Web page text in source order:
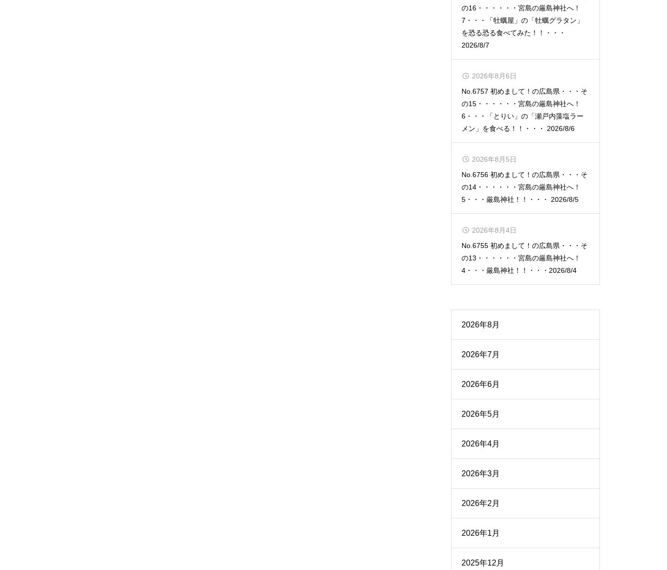
の16・・・・・・宮島の厳島神社へ！
7・・・「牡蠣屋」の「牡蠣グラタン」
を恐る恐る食べてみた！！・・・
2026/8/7
No.6757 初めまして！の広島県・・・そ
の15・・・・・・宮島の厳島神社へ！
6・・・「とりい」の「瀬戸内藻塩ラー
メン」を食べる！！・・・ 2026/8/6
2026年8月6日
No.6756 初めまして！の広島県・・・そ
の14・・・・・・宮島の厳島神社へ！
5・・・厳島神社！！・・・ 2026/8/5
2026年8月5日
No.6755 初めまして！の広島県・・・そ
の13・・・・・・宮島の厳島神社へ！
4・・・厳島神社！！・・・2026/8/4
2026年8月4日
2026年8月
2026年7月
2026年6月
2026年5月
2026年4月
2026年3月
2026年2月
2026年1月
2025年12月